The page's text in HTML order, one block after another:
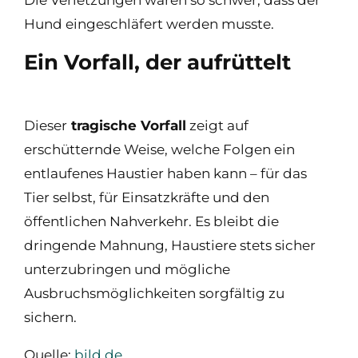
Hund eingeschläfert werden musste.
Ein Vorfall, der aufrüttelt
Dieser tragische Vorfall zeigt auf
erschütternde Weise, welche Folgen ein
entlaufenes Haustier haben kann – für das
Tier selbst, für Einsatzkräfte und den
öffentlichen Nahverkehr. Es bleibt die
dringende Mahnung, Haustiere stets sicher
unterzubringen und mögliche
Ausbruchsmöglichkeiten sorgfältig zu
sichern.
Quelle: bild.de